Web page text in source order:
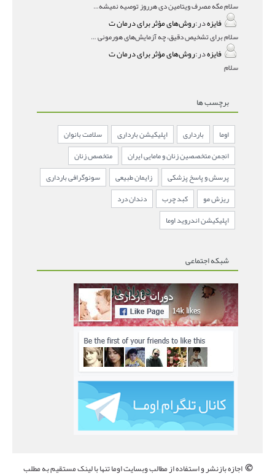
سلام مگه مصرف ویتامین دی هرروز توصیه نمیشه؟درمقاله میگه
فایزهدر:روش‌های مؤثر برای درمان ت
سلام برای تشخیص دقیق، چه آزمایش‌های هورمونی و چه سونوگر
فایزهدر:روش‌های مؤثر برای درمان ت
سلام
برچسب ها
اوما بارداری اپلیکیشن بارداری
سلامت بانوان
انجمن متخصصین زنان و مامایی ایران
متخصص زنان
پرسش و پاسخ پزشکی
زایمان طبیعی
سونوگرافی بارداری
ریزش مو
کبد چرب
دندان درد
اپلیکیشن اندروید اوما
شبکه اجتماعی
©اجازه بازنشر و استفاده از مطالب وبسایت اوما تنها با لینک مستقیم به مطلب